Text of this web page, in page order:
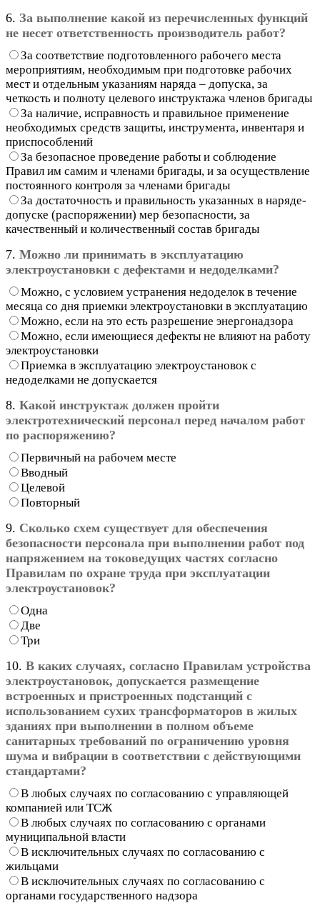
6. За выполнение какой из перечисленных функций
не несет ответственность производитель работ?
За соответствие подготовленного рабочего места
мероприятиям, необходимым при подготовке рабочих
мест и отдельным указаниям наряда – допуска, за
четкость и полноту целевого инструктажа членов бригады
За наличие, исправность и правильное применение
необходимых средств защиты, инструмента, инвентаря и
приспособлений
За безопасное проведение работы и соблюдение
Правил им самим и членами бригады, и за осуществление
постоянного контроля за членами бригады
За достаточность и правильность указанных в наряде-
допуске (распоряжении) мер безопасности, за
качественный и количественный состав бригады
7. Можно ли принимать в эксплуатацию
электроустановки с дефектами и недоделками?
Можно, с условием устранения недоделок в течение
месяца со дня приемки электроустановки в эксплуатацию
Можно, если на это есть разрешение энергонадзора
Можно, если имеющиеся дефекты не влияют на работу
электроустановки
Приемка в эксплуатацию электроустановок с
недоделками не допускается
8. Какой инструктаж должен пройти
электротехнический персонал перед началом работ
по распоряжению?
Первичный на рабочем месте
Вводный
Целевой
Повторный
9. Сколько схем существует для обеспечения
безопасности персонала при выполнении работ под
напряжением на токоведущих частях согласно
Правилам по охране труда при эксплуатации
электроустановок?
Одна
Две
Три
10. В каких случаях, согласно Правилам устройства
электроустановок, допускается размещение
встроенных и пристроенных подстанций с
использованием сухих трансформаторов в жилых
зданиях при выполнении в полном объеме
санитарных требований по ограничению уровня
шума и вибрации в соответствии с действующими
стандартами?
В любых случаях по согласованию с управляющей
компанией или ТСЖ
В любых случаях по согласованию с органами
муниципальной власти
В исключительных случаях по согласованию с
жильцами
В исключительных случаях по согласованию с
органами государственного надзора